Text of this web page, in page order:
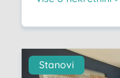
Stanovi